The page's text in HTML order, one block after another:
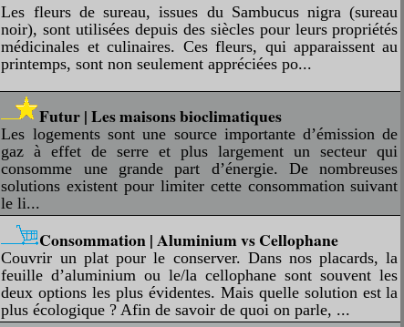
Les fleurs de sureau, issues du Sambucus nigra (sureau
noir), sont utilisées depuis des siècles pour leurs propriétés
médicinales et culinaires. Ces fleurs, qui apparaissent au
printemps, sont non seulement appréciées po...
Futur | Les maisons bioclimatiques
Les logements sont une source importante d’émission de
gaz à effet de serre et plus largement un secteur qui
consomme une grande part d’énergie. De nombreuses
solutions existent pour limiter cette consommation suivant
le li...
Consommation | Aluminium vs Cellophane
Couvrir un plat pour le conserver. Dans nos placards, la
feuille d’aluminium ou le/la cellophane sont souvent les
deux options les plus évidentes. Mais quelle solution est la
plus écologique ? Afin de savoir de quoi on parle, ...